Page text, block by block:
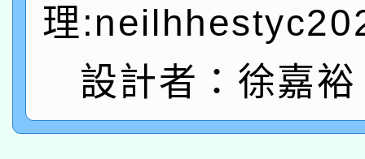
pilot」
有關大陸委員會函釋公
薪期間赴陸應申請許可
轉知經濟部水利署委託
業技術研究院辦理「
115年8月22日(星期六
桃園市孔廟祈福系列
2026年桃園地景藝術
理
設計者：徐嘉